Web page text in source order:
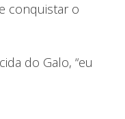
conquistar o
do Galo, “eu